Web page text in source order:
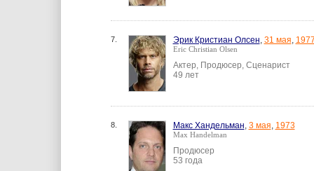
7. Эрик Кристиан Олсен, 31 мая,
Eric Christian Olsen
Актер, Продюсер, Сценарист
49 лет
8. Макс Хандельман, 3 мая, 1973
Max Handelman
Продюсер
53 года